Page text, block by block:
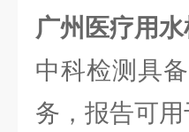
广州医疗用
中科检测具
务，报告可